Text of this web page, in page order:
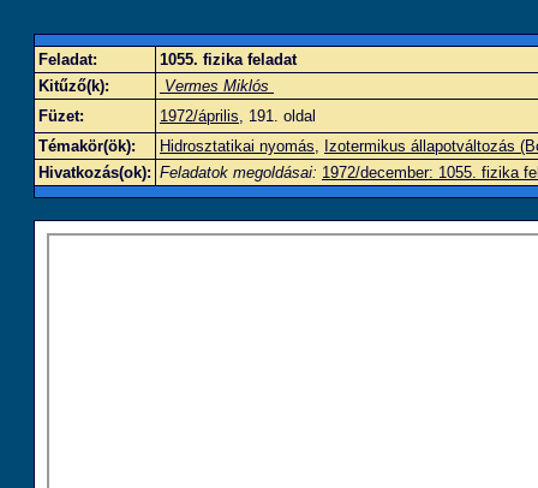
Feladat:
1055. fizika feladat
Kitűző(k):
Vermes Miklós
Füzet:
1972/április, 191. oldal
Témakör(ök):
Hidrosztatikai nyomás, Izotermikus állapotváltozás
Hivatkozás(ok): Feladatok megoldásai: 1972/december: 1055. fizika